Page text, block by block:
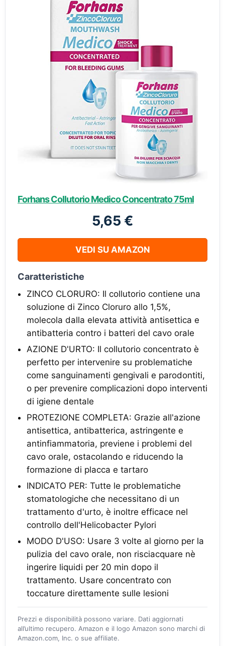
Forhans Collutorio Medico Concentrato 75ml
5,65 €
VEDI SU AMAZON
Caratteristiche
ZINCO CLORURO: Il collutorio contiene una
soluzione di Zinco Cloruro allo 1,5%,
molecola dalla elevata attività antisettica e
antibatteria contro i batteri del cavo orale
AZIONE D'URTO: Il collutorio concentrato è
perfetto per intervenire su problematiche
come sanguinamenti gengivali e parodontiti,
o per prevenire complicazioni dopo interventi
di igiene dentale
PROTEZIONE COMPLETA: Grazie all'azione
antisettica, antibatterica, astringente e
antinfiammatoria, previene i problemi del
cavo orale, ostacolando e riducendo la
formazione di placca e tartaro
INDICATO PER: Tutte le problematiche
stomatologiche che necessitano di un
trattamento d'urto, è inoltre efficace nel
controllo dell'Helicobacter Pylori
MODO D'USO: Usare 3 volte al giorno per la
pulizia del cavo orale, non risciacquare nè
ingerire liquidi per 20 min dopo il
trattamento. Usare concentrato con
toccature direttamente sulle lesioni
Prezzi e disponibilità possono variare. Dati aggiornati
all’ultimo recupero. Amazon e il logo Amazon sono marchi di
Amazon.com, Inc. o sue affiliate.